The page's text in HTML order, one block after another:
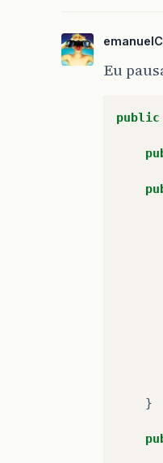
Eu
public
}